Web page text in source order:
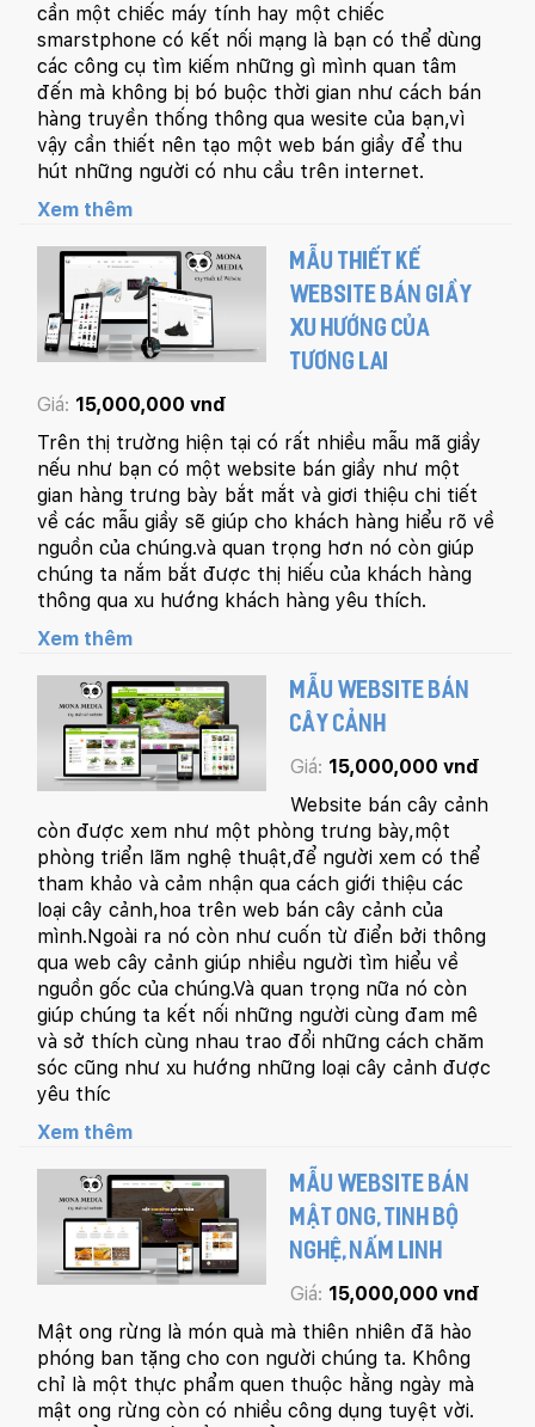
cần một chiếc máy tính hay một chiếc
smarstphone có kết nối mạng là bạn có thể dùng
các công cụ tìm kiếm những gì mình quan tâm
đến mà không bị bó buộc thời gian như cách bán
hàng truyền thống thông qua wesite của bạn,vì
vậy cần thiết nên tạo một web bán giầy để thu
hút những người có nhu cầu trên internet.
Xem thêm
MẪU THIẾT KẾ
WEBSITE BÁN GIẦY
XU HƯỚNG CỦA
TƯƠNG LAI
Giá: 15,000,000 vnđ
Trên thị trường hiện tại có rất nhiều mẫu mã giầy
nếu như bạn có một website bán giầy như một
gian hàng trưng bày bắt mắt và giơi thiệu chi tiết
về các mẫu giầy sẽ giúp cho khách hàng hiểu rõ về
nguồn của chúng.và quan trọng hơn nó còn giúp
chúng ta nắm bắt được thị hiếu của khách hàng
thông qua xu hướng khách hàng yêu thích.
Xem thêm
MẪU WEBSITE BÁN
CÂY CẢNH
Giá: 15,000,000 vnđ
Website bán cây cảnh
còn được xem như một phòng trưng bày,một
phòng triển lãm nghệ thuật,để người xem có thể
tham khảo và cảm nhận qua cách giới thiệu các
loại cây cảnh,hoa trên web bán cây cảnh của
mình.Ngoài ra nó còn như cuốn từ điển bởi thông
qua web cây cảnh giúp nhiều người tìm hiểu về
nguồn gốc của chúng.Và quan trọng nữa nó còn
giúp chúng ta kết nối những người cùng đam mê
và sở thích cùng nhau trao đổi những cách chăm
sóc cũng như xu hướng những loại cây cảnh được
yêu thíc
Xem thêm
MẪU WEBSITE BÁN
MẬT ONG, TINH BỘ
NGHỆ, NẤM LINH
Giá: 15,000,000 vnđ
Mật ong rừng là món quà mà thiên nhiên đã hào
phóng ban tặng cho con người chúng ta. Không
chỉ là một thực phẩm quen thuộc hằng ngày mà
mật ong rừng còn có nhiều công dụng tuyệt vời.